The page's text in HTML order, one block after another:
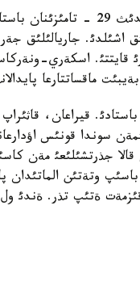
مئنة، سونئمةن، 1991 -
اشئلدئ. جاريالئلئق
قايتتئ. اسكةري-
ماقساتتارعا
باستادئ. قيراعان،
قونئس
جذرتشئلئعئ مةن
وتةتئن الماتئدان
ةتئپ تذر. ةندئ ول